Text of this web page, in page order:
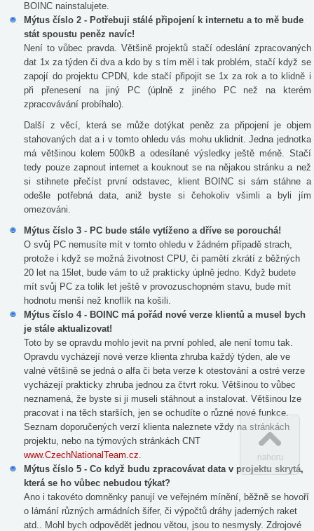
BOINC nainstalujete.
Mýtus číslo 2 - Potřebuji stálé připojení k internetu a to mě bude
stát spoustu peněz navíc!
Není to vůbec pravda. Většině projektů stačí odeslání zpracovaných
dat 1x za týden či dva a kdo by s tím měl i tak problém, stačí když se
zapojí do projektu CPDN, kde stačí připojit se 1x za rok a to klidně i
při přenesení na jiný PC (úplně z jiného PC než na kterém
zpracovávání probíhalo).
Další z věcí, která se může dotýkat peněz za připojení je objem
stahovaných dat a i v tomto ohledu vás mohu uklidnit. Jedna jednotka
má většinou kolem 500kB a odesílané výsledky ještě méně. Stačí
tedy pouze zapnout internet a kouknout se na nějakou stránku a než
si stihnete přečíst první odstavec, klient BOINC si sám stáhne a
odešle potřebná data, aniž byste si čehokoliv všimli a byli jím
omezováni.
Mýtus číslo 3 - PC bude stále vytíženo a dříve se porouchá!
O svůj PC nemusíte mít v tomto ohledu v žádném případě strach,
protože i když se možná životnost CPU, či pamětí zkrátí z běžných
20 let na 15let, bude vám to už prakticky úplně jedno. Když budete
mít svůj PC za tolik let ještě v provozuschopném stavu, bude mít
hodnotu menší než knoflík na košili.
Mýtus číslo 4 - BOINC má pořád nové verze klientů a musel bych
je stále aktualizovat!
Toto by se opravdu mohlo jevit na první pohled, ale není tomu tak.
Opravdu vycházejí nové verze klienta zhruba každý týden, ale ve
valné většině se jedná o alfa či beta verze k otestování a ostré verze
vycházejí prakticky zhruba jednou za čtvrt roku. Většinou to vůbec
neznamená, že byste si ji museli stáhnout a instalovat. Většinou lze
pracovat i na těch starších, jen se ochudíte o různé nové funkce.
Seznam doporučených verzí klienta naleznete vždy na stránkách
projektu, nebo na týmových stránkách CNT
www.CzechNationalTeam.cz.
Mýtus číslo 5 - Co když budu zpracovávat data v projektu skrytá,
která se ho vůbec nebudou týkat?
Ano i takovéto domněnky panují ve veřejném mínění, běžně se hovoří
o lámání různých armádních šifer, či výpočtů dráhy jaderných raket
atd.. Mohl bych odpovědět jednou větou, jsou to nesmysly. Zdrojové